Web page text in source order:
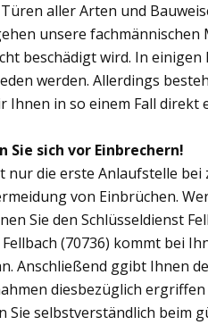
aller Arten und
unsere
beschädigt wird. In einigen
werden. Allerdings
in so einem Fall direkt
Sie sich vor Einbrechern!
nur die erste Anlaufstelle
von Einbrüchen.
Sie den Schlüsseldienst
(70736) kommt bei
Anschließend ggibt Ihnen
diesbezüglich
selbstverständlich beim